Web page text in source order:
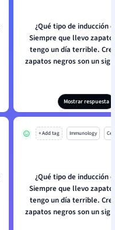
¿Qué tipo de inducción
Siempre que llevo
tengo un día terrible.
zapatos negros son un
Mostrar respuesta
+ Add tag Immunology
¿Qué tipo de inducción
Siempre que llevo
tengo un día terrible.
zapatos negros son un